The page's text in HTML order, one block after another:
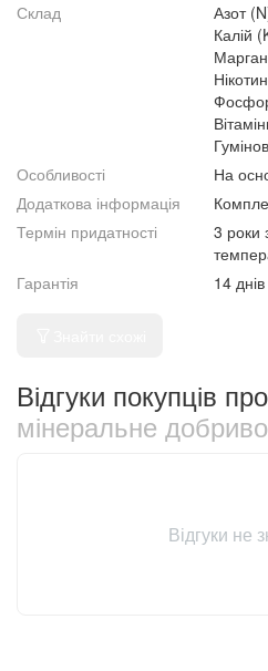
Склад
Азот
Калій
Особливості
На
Додаткова інформація
Термін придатності
3 роки
Гарантія
14 днів
Відгуки покупців про
мінеральне
Відгуки не